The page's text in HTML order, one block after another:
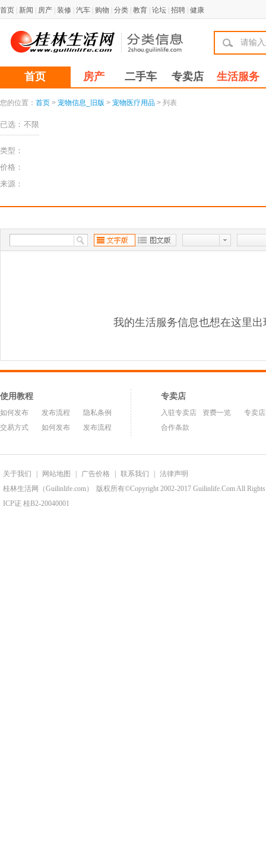
首页 新闻 房产 装修 汽车 购物 分类 教育 论坛 招聘 健康
首页 房产 二手车 专卖店 生活服务
您的位置： 首页 > 宠物信息_旧版 > 宠物医疗用品 > 列表
已选： 不限
类型：
价格：
来源：
我的生活服务信息也想在这里出
使用教程
如何发布 发布流程
隐私条例
交易方式
如何发布 发布流程
专卖店
入驻专卖店 资费一览
专卖
合作条款
关于我们 网站地图 广告价格 联系我们
法律声明
桂林生活网（Guilinlife.com）
版权所有©Copyright 2002-2017 Guilinlife.Com All Rights
ICP证 桂B2-20040001